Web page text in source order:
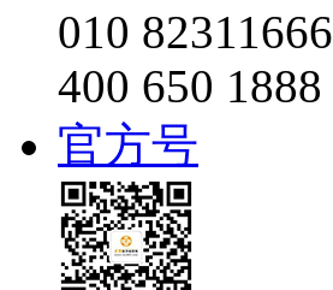
010 82311666
400 650 1888
官方号